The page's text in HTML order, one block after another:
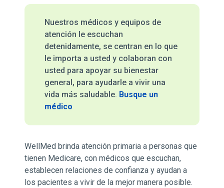
Nuestros médicos y equipos de
atención le escuchan
detenidamente, se centran en lo que
le importa a usted y colaboran con
usted para apoyar su bienestar
general, para ayudarle a vivir una
vida más saludable. Busque un
médico
WellMed brinda atención primaria a personas que
tienen Medicare, con médicos que escuchan,
establecen relaciones de confianza y ayudan a
los pacientes a vivir de la mejor manera posible.